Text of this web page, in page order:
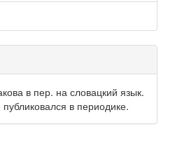
в пер. на словацкий язык.
в периодике.